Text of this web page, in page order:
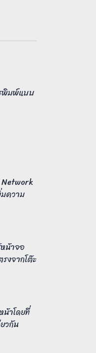
พิมพ์แบบ
Network
ความ
น้าจอ
งจากโต๊ะ
าโดยที่
วกัน